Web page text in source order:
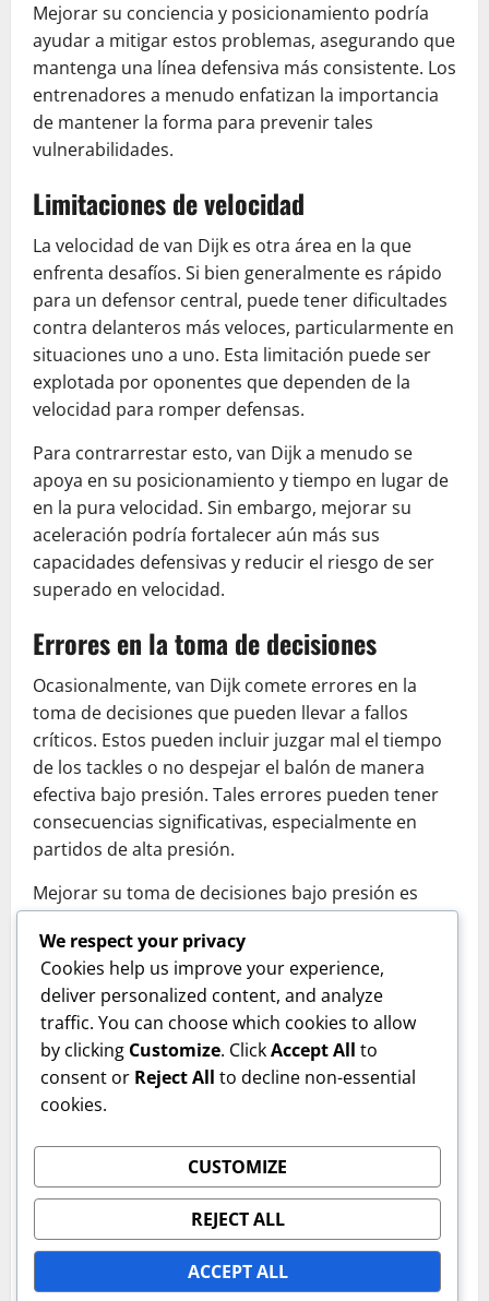
Mejorar su conciencia y posicionamiento podría
ayudar a mitigar estos problemas, asegurando que
mantenga una línea defensiva más consistente. Los
entrenadores a menudo enfatizan la importancia
de mantener la forma para prevenir tales
vulnerabilidades.
Limitaciones de velocidad
La velocidad de van Dijk es otra área en la que
enfrenta desafíos. Si bien generalmente es rápido
para un defensor central, puede tener dificultades
contra delanteros más veloces, particularmente en
situaciones uno a uno. Esta limitación puede ser
explotada por oponentes que dependen de la
velocidad para romper defensas.
Para contrarrestar esto, van Dijk a menudo se
apoya en su posicionamiento y tiempo en lugar de
en la pura velocidad. Sin embargo, mejorar su
aceleración podría fortalecer aún más sus
capacidades defensivas y reducir el riesgo de ser
superado en velocidad.
Errores en la toma de decisiones
Ocasionalmente, van Dijk comete errores en la
toma de decisiones que pueden llevar a fallos
críticos. Estos pueden incluir juzgar mal el tiempo
de los tackles o no despejar el balón de manera
efectiva bajo presión. Tales errores pueden tener
consecuencias significativas, especialmente en
partidos de alta presión.
Mejorar su toma de decisiones bajo presión es
los mejores defensores. El análisis regular de las
grabaciones de los partidos y la retroalimentación
del cuerpo técnico pueden ayudar a refinar este
aspecto de su juego.
ABOUT THE AUTHOR
We respect your privacy
Cookies help us improve your experience,
deliver personalized content, and analyze
traffic. You can choose which cookies to allow
by clicking Customize. ClickAccept All to
consent or Reject All to decline non-essential
cookies.
CUSTOMIZE
REJECT ALL
ACCEPT ALL